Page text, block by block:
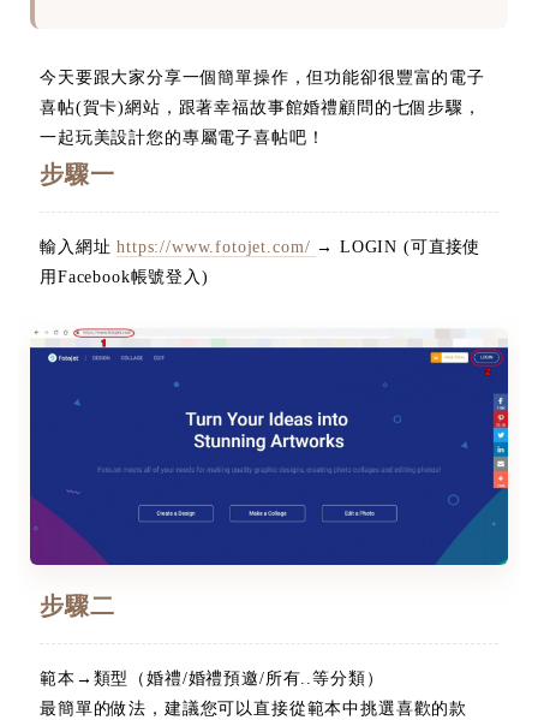
今天要跟大家分享一個簡單操作，但功能卻很豐富的電子
喜帖(賀卡)網站，跟著幸福故事館婚禮顧問的七個步驟，
一起玩美設計您的專屬電子喜帖吧！
步驟一
輸入網址https://www.fotojet.com/ → LOGIN (可直接使
用Facebook帳號登入)
步驟二
範本→類型（婚禮/婚禮預邀/所有..等分類）
最簡單的做法，建議您可以直接從範本中挑選喜歡的款